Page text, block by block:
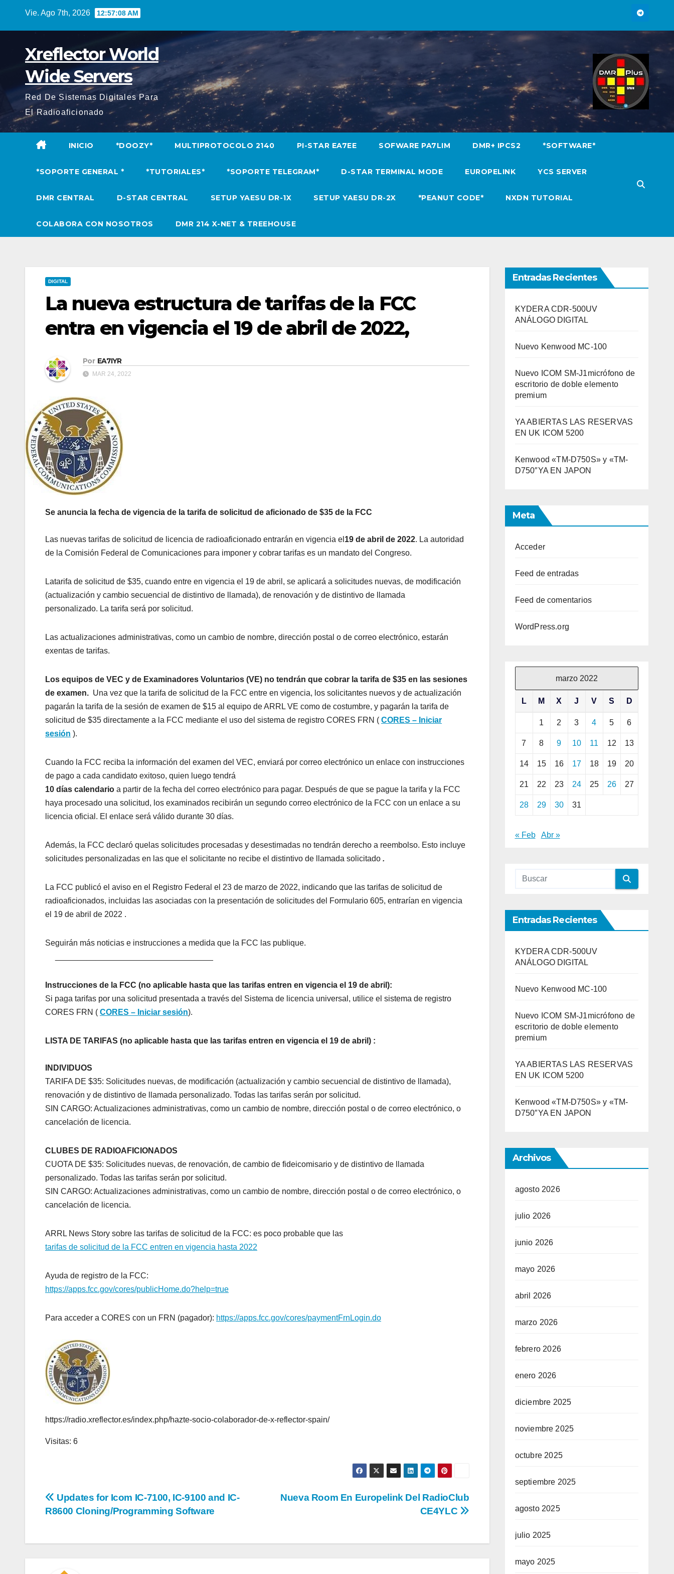
Vie. Ago 7th, 2026 12:57:09 AM
Xreflector World
Wide Servers
Red De Sistemas Digitales Para
El Radioaficionado
INICIO *DOOZY* MULTIPROTOCOLO 2140 PI-STAR EA7EE SOFWARE PA7LIM DMR+ IPCS2 *SOFTWARE*
*SOPORTE GENERAL * *TUTORIALES* *SOPORTE TELEGRAM* D-STAR TERMINAL MODE EUROPELINK YCS SERVER
DMR CENTRAL D-STAR CENTRAL SETUP YAESU DR-1X SETUP YAESU DR-2X *PEANUT CODE* NXDN TUTORIAL
COLABORA CON NOSOTROS DMR 214 X-NET & TREEHOUSE
DIGITAL
La nueva estructura de tarifas de la FCC
entra en vigencia el 19 de abril de 2022,
Por EA7IYR
MAR 24, 2022
Se anuncia la fecha de vigencia de la tarifa de solicitud de aficionado de $35 de la FCC
Las nuevas tarifas de solicitud de licencia de radioaficionado entrarán en vigencia el 19 de abril de 2022. La autoridad
de la Comisión Federal de Comunicaciones para imponer y cobrar tarifas es un mandato del Congreso.
Latarifa de solicitud de $35, cuando entre en vigencia el 19 de abril, se aplicará a solicitudes nuevas, de modificación
(actualización y cambio secuencial de distintivo de llamada), de renovación y de distintivo de llamada
personalizado. La tarifa será por solicitud.
Las actualizaciones administrativas, como un cambio de nombre, dirección postal o de correo electrónico, estarán
exentas de tarifas.
Los equipos de VEC y de Examinadores Voluntarios (VE) no tendrán que cobrar la tarifa de $35 en las sesiones
de examen. Una vez que la tarifa de solicitud de la FCC entre en vigencia, los solicitantes nuevos y de actualización
pagarán la tarifa de la sesión de examen de $15 al equipo de ARRL VE como de costumbre, y pagarán la tarifa de
solicitud de $35 directamente a la FCC mediante el uso del sistema de registro CORES FRN ( CORES – Iniciar
sesión ).
Cuando la FCC reciba la información del examen del VEC, enviará por correo electrónico un enlace con instrucciones
de pago a cada candidato exitoso, quien luego tendrá
10 días calendario a partir de la fecha del correo electrónico para pagar. Después de que se pague la tarifa y la FCC
haya procesado una solicitud, los examinados recibirán un segundo correo electrónico de la FCC con un enlace a su
licencia oficial. El enlace será válido durante 30 días.
Además, la FCC declaró quelas solicitudes procesadas y desestimadas no tendrán derecho a reembolso. Esto incluye
solicitudes personalizadas en las que el solicitante no recibe el distintivo de llamada solicitado .
La FCC publicó el aviso en el Registro Federal el 23 de marzo de 2022, indicando que las tarifas de solicitud de
radioaficionados, incluidas las asociadas con la presentación de solicitudes del Formulario 605, entrarían en vigencia
el 19 de abril de 2022 .
Seguirán más noticias e instrucciones a medida que la FCC las publique.
Instrucciones de la FCC (no aplicable hasta que las tarifas entren en vigencia el 19 de abril):
Si paga tarifas por una solicitud presentada a través del Sistema de licencia universal, utilice el sistema de registro
CORES FRN ( CORES – Iniciar sesión).
LISTA DE TARIFAS (no aplicable hasta que las tarifas entren en vigencia el 19 de abril) :
INDIVIDUOS
TARIFA DE $35: Solicitudes nuevas, de modificación (actualización y cambio secuencial de distintivo de llamada),
renovación y de distintivo de llamada personalizado. Todas las tarifas serán por solicitud.
SIN CARGO: Actualizaciones administrativas, como un cambio de nombre, dirección postal o de correo electrónico, o
cancelación de licencia.
CLUBES DE RADIOAFICIONADOS
CUOTA DE $35: Solicitudes nuevas, de renovación, de cambio de fideicomisario y de distintivo de llamada
personalizado. Todas las tarifas serán por solicitud.
SIN CARGO: Actualizaciones administrativas, como un cambio de nombre, dirección postal o de correo electrónico, o
cancelación de licencia.
ARRL News Story sobre las tarifas de solicitud de la FCC: es poco probable que las
tarifas de solicitud de la FCC entren en vigencia hasta 2022
Ayuda de registro de la FCC:
https://apps.fcc.gov/cores/publicHome.do?help=true
Para acceder a CORES con un FRN (pagador): https://apps.fcc.gov/cores/paymentFrnLogin.do
https://radio.xreflector.es/index.php/hazte-socio-colaborador-de-x-reflector-spain/
Visitas: 6
Navegación
entradas
Nueva Room En Europelink Del RadioClub
CE4YLC
Updates for Icom IC-7100, IC-9100 and IC-
R8600 Cloning/Programming Software
Entradas Recientes
KYDERA CDR-500UV
ANÁLOGO DIGITAL
Nuevo Kenwood MC-100
Nuevo ICOM SM-J1micrófono de
escritorio de doble elemento
premium
YA ABIERTAS LAS RESERVAS
EN UK ICOM 5200
Kenwood «TM-D750S» y «TM-
D750″YA EN JAPON
Meta
Acceder
Feed de entradas
Feed de comentarios
WordPress.org
marzo 2022
L M X J V S D
1 2 3 4 5 6
7 8 9 10 11 12 13
14 15 16 17 18 19 20
21 22 23 24 25 26 27
28 29 30 31
« Feb Abr »
Entradas Recientes
KYDERA CDR-500UV
ANÁLOGO DIGITAL
Nuevo Kenwood MC-100
Nuevo ICOM SM-J1micrófono de
escritorio de doble elemento
premium
YA ABIERTAS LAS RESERVAS
EN UK ICOM 5200
Kenwood «TM-D750S» y «TM-
D750″YA EN JAPON
Archivos
agosto 2026
julio 2026
junio 2026
mayo 2026
abril 2026
marzo 2026
febrero 2026
enero 2026
diciembre 2025
noviembre 2025
octubre 2025
septiembre 2025
agosto 2025
julio 2025
mayo 2025